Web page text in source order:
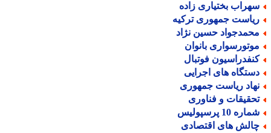
بختیاری زاده
جمهوری ترکیه
حسین نژاد
بانوان
فوتبال
های اجرایی
ریاست جمهوری
و فناوری
10 پرسپولیس
های اقتصادی